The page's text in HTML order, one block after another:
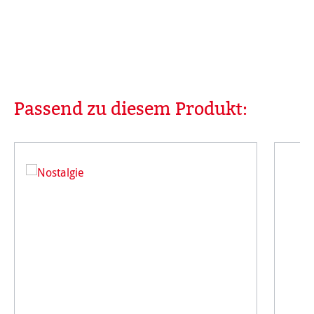
Produktgalerie überspringen
Passend zu diesem Produkt: